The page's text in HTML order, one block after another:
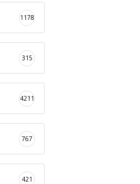
1178
315
4211
767
421